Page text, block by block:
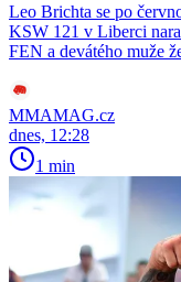
Leo Brichta se po
KSW 121 v Liberci
FEN a devátého muže
MMAMAG.cz
dnes, 12:28
1 min